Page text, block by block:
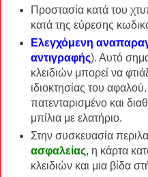
Πρoστασία κατά του
κατά της εύρεσης
Ελεγχόμενη
αντιγραφής). Αυτό
κλειδιών μπορεί να
ιδιοκτησίας του αφαλού.
πατενταρισμένο και
μπίλια με ελατήριο.
Στην συσκευασία
ασφαλείας, η κάρτα
κλειδιών και μια βίδα